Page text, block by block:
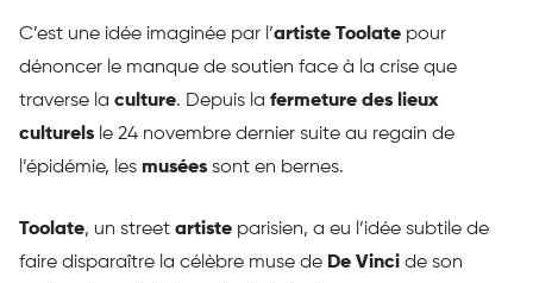
C’est une idée imaginée par l’artiste Toolate pour
dénoncer le manque de soutien face à la crise que
traverse la culture. Depuis la fermeture des lieux
culturels le 24 novembre dernier suite au regain de
l’épidémie, les musées sont en bernes.
Toolate, un street artiste parisien, a eu l’idée subtile de
faire disparaître la célèbre muse de De Vinci de son